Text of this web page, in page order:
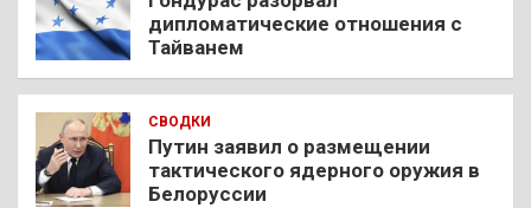
дипломатические отношения с
Тайванем
СВОДКИ
Путин заявил о размещении
тактического ядерного оружия в
Белоруссии